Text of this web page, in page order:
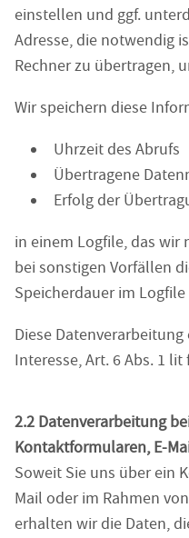
einstellen und ggf.
Adresse, die notwendig
Rechner zu übertragen,
Wir speichern diese
Uhrzeit des Abrufs
Übertragene
Erfolg der
in einem Logfile, das
bei sonstigen Vorfällen
Speicherdauer im
Diese
Interesse, Art. 6 Abs. 1 lit
2.2 Datenverarbeitung
Kontaktformularen, E-
Soweit Sie uns über ein
Mail oder im Rahmen
erhalten wir die Daten,